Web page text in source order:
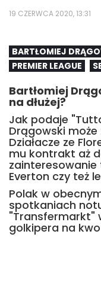
19 CZERWCA 2020, 13:31
BARTŁOMIEJ
PREMIER LEAGUE
Bartłomiej
na dłużej?
Jak podaje
Drągowski
Działacze ze
mu kontrakt aż
zainteresowanie
Everton czy też
Polak w
spotkaniach
"Transfermarkt"
golkipera na